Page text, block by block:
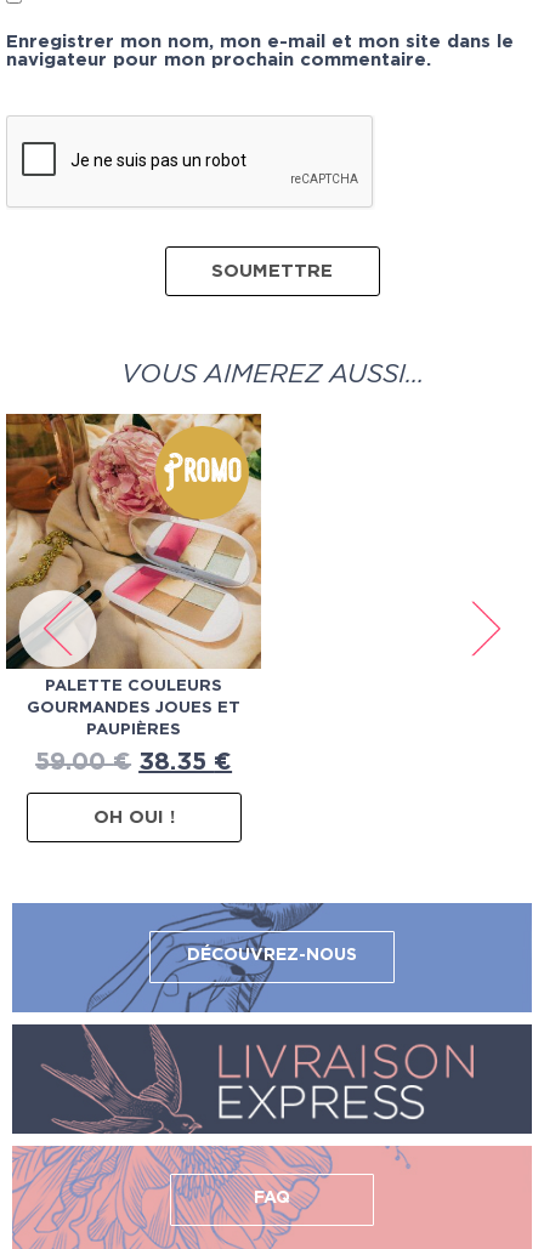
Enregistrer mon nom, mon e-mail et mon site dans le
navigateur pour mon prochain commentaire.
VOUS AIMEREZ AUSSI…
Promo
PALETTE COULEURS
GOURMANDES JOUES ET
PAUPIÈRES
59.00€ 38.35 €
OH OUI !
DÉCOUVREZ-NOUS
FAQ